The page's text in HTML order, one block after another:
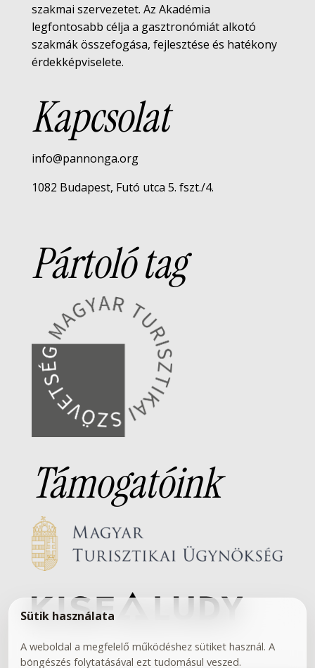
szakmai szervezetet. Az Akadémia
legfontosabb célja a gasztronómiát alkotó
szakmák összefogása, fejlesztése és hatékony
érdekképviselete.
Kapcsolat
info@pannonga.org
1082 Budapest, Futó utca 5. fszt./4.
Pártoló tag
Támogatóink
Sütik használata
A weboldal a megfelelő működéshez sütiket használ. A
böngészés folytatásával ezt tudomásul veszed.